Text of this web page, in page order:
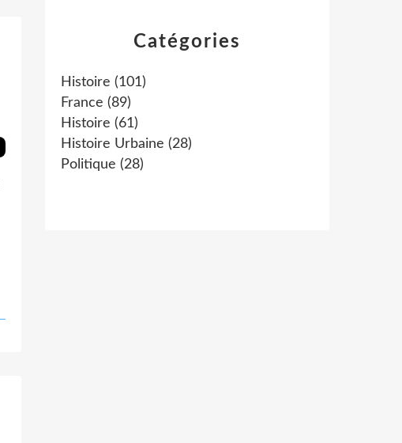
Catégories
Histoire (101)
France (89)
Histoire (61)
Histoire Urbaine (28)
Politique (28)